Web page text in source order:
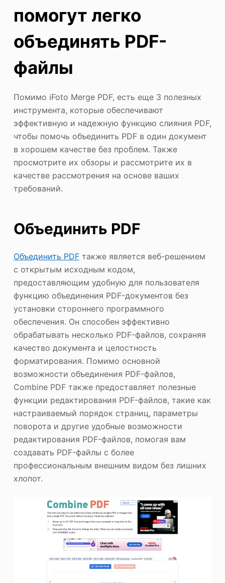
помогут легко
объединять PDF-
файлы
Помимо iFoto Merge PDF, есть еще 3 полезных
инструмента, которые обеспечивают
эффективную и надежную функцию слияния PDF,
чтобы помочь объединить PDF в один документ
в хорошем качестве без проблем. Также
просмотрите их обзоры и рассмотрите их в
качестве рассмотрения на основе ваших
требований.
Объединить PDF
Объединить PDFтакже является веб-решением
с открытым исходным кодом,
предоставляющим удобную для пользователя
функцию объединения PDF-документов без
установки стороннего программного
обеспечения. Он способен эффективно
обрабатывать несколько PDF-файлов, сохраняя
качество документа и целостность
форматирования. Помимо основной
возможности объединения PDF-файлов,
Combine PDF также предоставляет полезные
функции редактирования PDF-файлов, такие как
настраиваемый порядок страниц, параметры
поворота и другие удобные возможности
редактирования PDF-файлов, помогая вам
создавать PDF-файлы с более
профессиональным внешним видом без лишних
хлопот.